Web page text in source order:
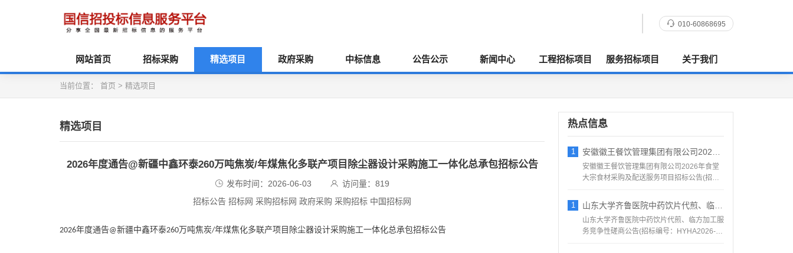
010-60868695
网站首页 招标采购 精选项目 政府采购 中标信息 公告公示 新闻中心 工程招标项目 服务招标项目 关于我们
当前位置： 首页 > 精选项目
精选项目
2026年度通告@新疆中鑫环泰260万吨焦炭/年煤焦化多联产项目除尘器设计采购施工一体化总承包招标公告
发布时间：2026-06-03 访问量：819
招标公告 招标网 采购招标网 政府采购 采购招标 中国招标网
2026年度通告@新疆中鑫环泰260万吨焦炭/年煤焦化多联产项目除尘器设计采购施工一体化总承包招标公告
热点信息
1 安徽徽王餐饮管理集团有限公司2026年食
安徽徽王餐饮管理集团有限公司2026年食堂
大宗食材采购及配送服务项目招标公告(招标
1 山东大学齐鲁医院中药饮片代煎、临方加工服
山东大学齐鲁医院中药饮片代煎、临方加工服
务竞争性磋商公告(招标编号：HYHA2026-